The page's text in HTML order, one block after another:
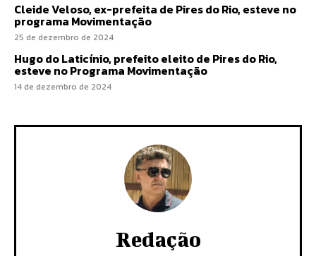
Cleide Veloso, ex-prefeita de Pires do Rio, esteve no
programa Movimentação
25 de dezembro de 2024
Hugo do Laticínio, prefeito eleito de Pires do Rio,
esteve no Programa Movimentação
14 de dezembro de 2024
Redação